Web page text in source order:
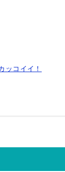
ッコイイ！